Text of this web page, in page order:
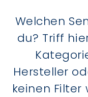
Welchen
du? Triff
Hersteller
keinen